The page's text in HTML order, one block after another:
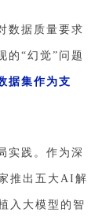
数据质量要求
的“幻觉”问题
据集作为支
实践。作为深
推出五大AI解
入大模型的智